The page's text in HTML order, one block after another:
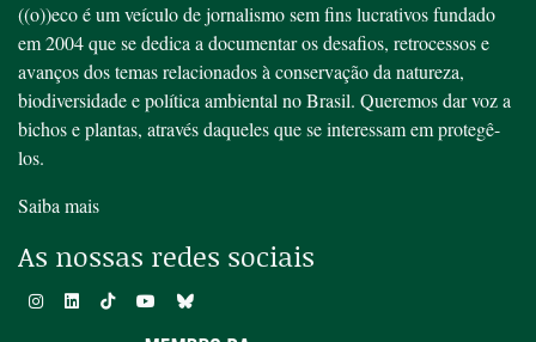
((o))eco é um veículo de jornalismo sem fins lucrativos fundado
em 2004 que se dedica a documentar os desafios, retrocessos e
avanços dos temas relacionados à conservação da natureza,
biodiversidade e política ambiental no Brasil. Queremos dar voz a
bichos e plantas, através daqueles que se interessam em protegê-
los.
Saiba mais
As nossas redes sociais